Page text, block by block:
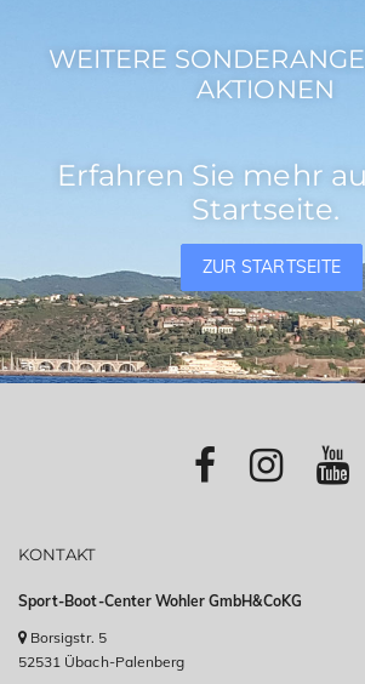
WEITERE
AKTIONEN
Erfahren Sie mehr
Startseite.
ZUR STARTSEITE
KONTAKT
Sport-Boot-Center Wohler GmbH&CoKG
Borsigstr. 5
52531 Übach-Palenberg